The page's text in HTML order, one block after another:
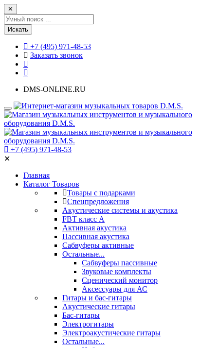
✕
Искать
+7 (495) 971-48-53
Заказать звонок
DMS-ONLINE.RU
+7 (495) 971-48-53
✕
Главная
Каталог Товаров
Товары с подарками
Спецпредложения
Акустические системы и акустика
FBT класс А
Активная акустика
Пассивная акустика
Сабвуферы активные
Остальные...
Сабвуферы пассивные
Звуковые комплекты
Сценический монитор
Аксессуары для АС
Гитары и бас-гитары
Акустические гитары
Бас-гитары
Электрогитары
Электроакустические гитары
Остальные...